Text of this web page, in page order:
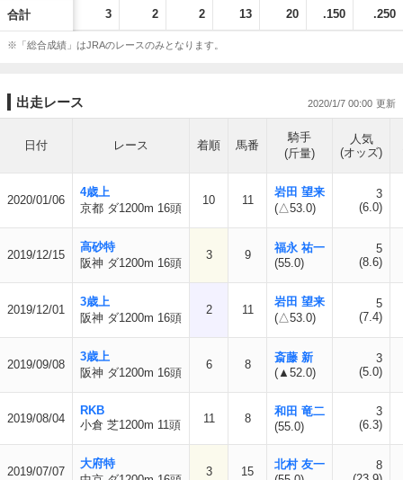
合計 3 2 2 13 20 .150 .250
※「総合成績」はJRAのレースのみとなります。
出走レース 2020/1/7 00:00
日付 レース 着順 馬番
騎手
(斤量)
人気
(オッズ)
2020/01/06
4歳上
京都 ダ1200m 16頭
10 11
岩田 望来
(△53.0)
3
(6.0)
2019/12/15
高砂特
阪神 ダ1200m 16頭
3 9
福永 祐一
(55.0)
5
(8.6)
2019/12/01
3歳上
阪神 ダ1200m 16頭
2 11
岩田 望来
(△53.0)
5
(7.4)
2019/09/08
3歳上
阪神 ダ1200m 16頭
6 8
斎藤 新
(▲52.0)
3
(5.0)
2019/08/04
RKB
小倉 芝1200m 11頭
11 8
和田 竜二
(55.0)
3
(6.3)
2019/07/07
大府特
3 15
北村 友一
8